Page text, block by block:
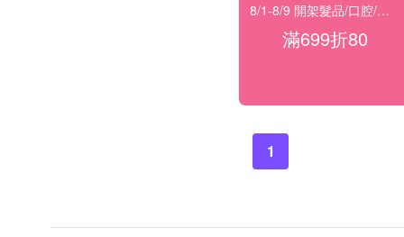
8/1-8/9 開架髮品/口腔/洗沐★滿699折80
滿699折80
1